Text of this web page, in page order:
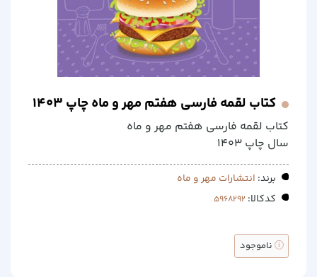
کتاب لقمه فارسی هفتم مهر و ماه چاپ 1403
کتاب لقمه فارسی هفتم مهر و ماه
سال چاپ 1403
برند: انتشارات مهر و ماه
کدکالا:
ناموجود